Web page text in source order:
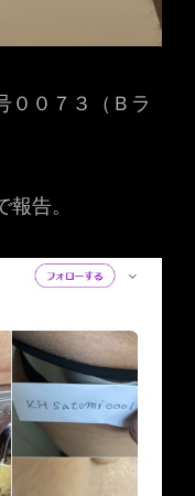
０７３（Ｂラ
告。